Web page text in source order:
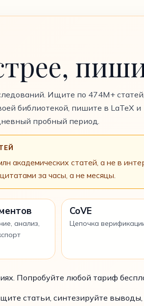
Ищите по 474M+ статей,
библиотекой, пишите в LaTeX и
пробный период.
академических статей, а не в
за часы, а не месяцы.
анализ,
CoVE
Цепочка
Попробуйте любой тариф
статьи, синтезируйте